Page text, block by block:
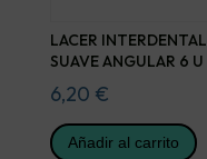
LACER INTERDENTAL
SUAVE ANGULAR 6 U
6,20 €
Añadir al carrito